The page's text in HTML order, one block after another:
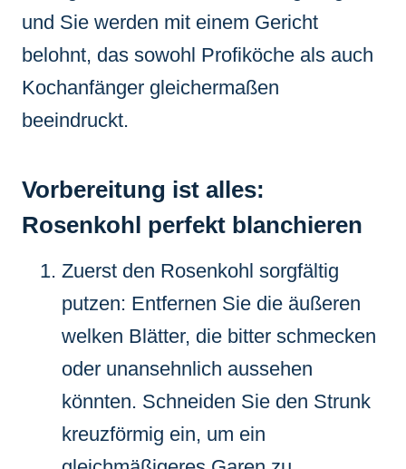
und Sie werden mit einem Gericht
belohnt, das sowohl Profiköche als auch
Kochanfänger gleichermaßen
beeindruckt.
Vorbereitung ist alles:
Rosenkohl perfekt blanchieren
Zuerst den Rosenkohl sorgfältig
putzen: Entfernen Sie die äußeren
welken Blätter, die bitter schmecken
oder unansehnlich aussehen
könnten. Schneiden Sie den Strunk
kreuzförmig ein, um ein